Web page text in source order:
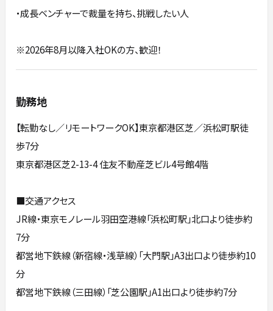
・成長ベンチャーで裁量を持ち、挑戦したい人
※2026年8月以降入社OKの方、歓迎！
勤務地
【転勤なし／リモートワークOK】東京都港区芝／浜松町駅徒
歩7分
東京都港区芝2-13-4 住友不動産芝ビル4号館4階
■交通アクセス
JR線・東京モノレール羽田空港線「浜松町駅」北口より徒歩約
7分
都営地下鉄線（新宿線・浅草線）「大門駅」A3出口より徒歩約10
分
都営地下鉄線（三田線）「芝公園駅」A1出口より徒歩約7分